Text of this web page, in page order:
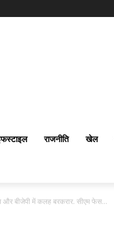
राजनीति खेल
और बीजेपी में कलह बरकरार. सीएम फेस...